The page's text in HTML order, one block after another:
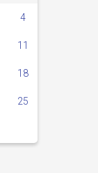
4
11
18
25